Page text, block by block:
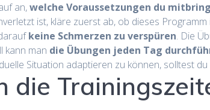
an,welche Voraussetzungen du
ist, kläre zuerst ab, ob dieses
keine Schmerzen zu verspüren. Die
kann man die Übungen jeden Tag
Situation adaptieren zu können, solltest
die